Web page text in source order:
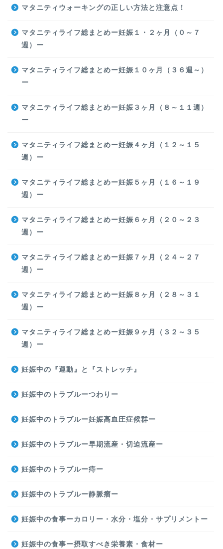
マタニティウォーキングの正しい方法と注意点！
マタニティライフ総まとめー妊娠１・２ヶ月（０～７
週）ー
マタニティライフ総まとめー妊娠１０ヶ月（３６週～）
ー
マタニティライフ総まとめー妊娠３ヶ月（８～１１週）
ー
マタニティライフ総まとめー妊娠４ヶ月（１２～１５
週）ー
マタニティライフ総まとめー妊娠５ヶ月（１６～１９
週）ー
マタニティライフ総まとめー妊娠６ヶ月（２０～２３
週）ー
マタニティライフ総まとめー妊娠７ヶ月（２４～２７
週）ー
マタニティライフ総まとめー妊娠８ヶ月（２８～３１
週）ー
マタニティライフ総まとめー妊娠９ヶ月（３２～３５
週）ー
妊娠中の『運動』と『ストレッチ』
妊娠中のトラブルーつわりー
妊娠中のトラブルー妊娠高血圧症候群ー
妊娠中のトラブルー早期流産・切迫流産ー
妊娠中のトラブルー痔ー
妊娠中のトラブルー静脈瘤ー
妊娠中の食事ーカロリー・水分・塩分・サプリメントー
妊娠中の食事ー摂取すべき栄養素・食材ー